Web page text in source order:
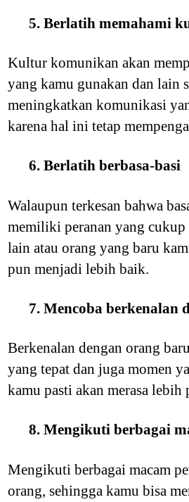
5. Berlatih memahami
Kultur komunikan akan
yang kamu gunakan dan lain
meningkatkan komunikasi
karena hal ini tetap
6. Berlatih berbasa-basi
Walaupun terkesan bahwa
memiliki peranan yang
lain atau orang yang baru
pun menjadi lebih baik.
7. Mencoba berkenalan
Berkenalan dengan orang
yang tepat dan juga momen
kamu pasti akan merasa
8. Mengikuti berbagai
Mengikuti berbagai macam
orang, sehingga kamu bisa